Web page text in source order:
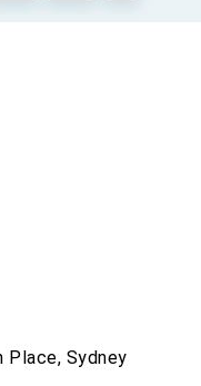
流合作
Place, Sydney